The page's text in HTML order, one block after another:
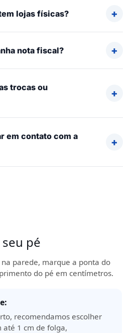
lojas físicas?
nota fiscal?
trocas ou
em contato com a
pé
na parede, marque a ponta do
do pé em centímetros.
recomendamos escolher
até 1 cm de folga,